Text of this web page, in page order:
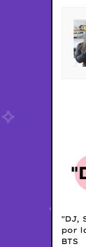
"DJ,
por
BTS